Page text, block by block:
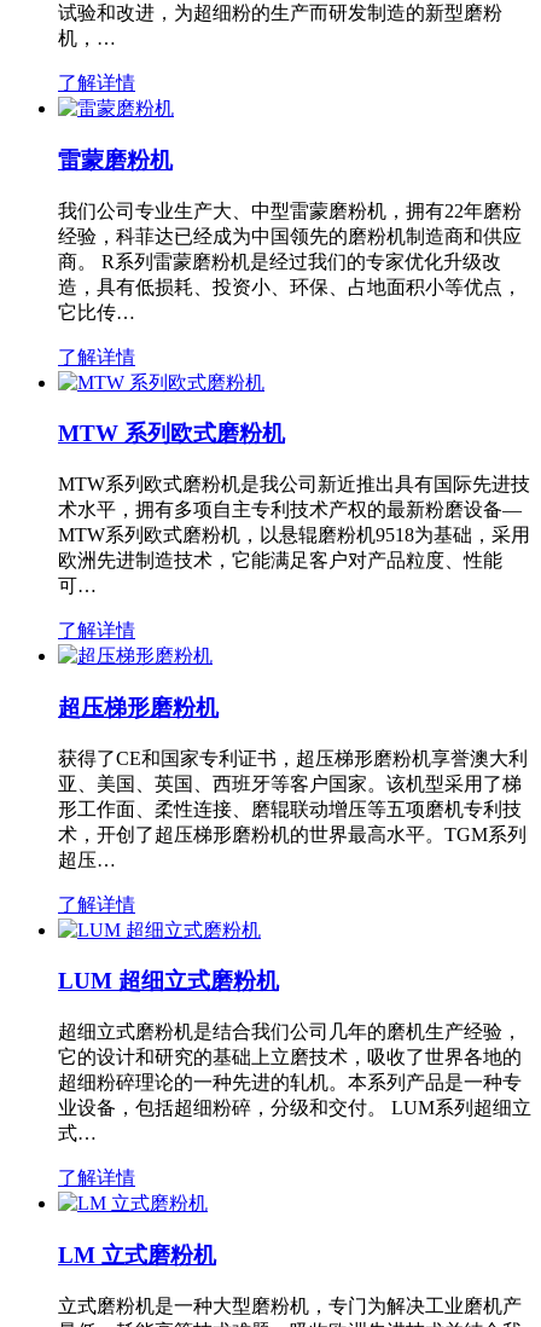
试验和改进，为超细粉的生产而研发制造的新型磨粉
机，…
了解详情
雷蒙磨粉机
我们公司专业生产大、中型雷蒙磨粉机，拥有22年磨粉
经验，科菲达已经成为中国领先的磨粉机制造商和供应
商。 R系列雷蒙磨粉机是经过我们的专家优化升级改
造，具有低损耗、投资小、环保、占地面积小等优点，
它比传…
了解详情
MTW 系列欧式磨粉机
MTW系列欧式磨粉机是我公司新近推出具有国际先进技
术水平，拥有多项自主专利技术产权的最新粉磨设备—
MTW系列欧式磨粉机，以悬辊磨粉机9518为基础，采用
欧洲先进制造技术，它能满足客户对产品粒度、性能
可…
了解详情
超压梯形磨粉机
获得了CE和国家专利证书，超压梯形磨粉机享誉澳大利
亚、美国、英国、西班牙等客户国家。该机型采用了梯
形工作面、柔性连接、磨辊联动增压等五项磨机专利技
术，开创了超压梯形磨粉机的世界最高水平。TGM系列
超压…
了解详情
LUM 超细立式磨粉机
超细立式磨粉机是结合我们公司几年的磨机生产经验，
它的设计和研究的基础上立磨技术，吸收了世界各地的
超细粉碎理论的一种先进的轧机。本系列产品是一种专
业设备，包括超细粉碎，分级和交付。 LUM系列超细立
式…
了解详情
LM 立式磨粉机
立式磨粉机是一种大型磨粉机，专门为解决工业磨机产